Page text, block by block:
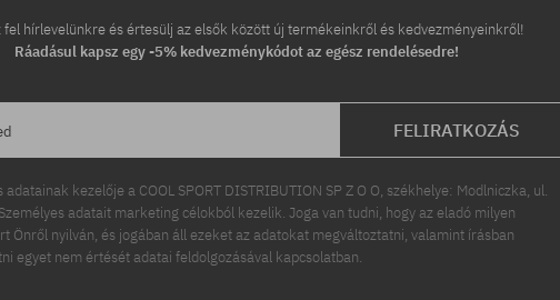
hírlevelünkre és értesülj az elsők között új termékeinkről és kedvezményeinkről!
Ráadásul kapsz egy -5% kedvezménykódot az egész rendelésedre!
FELIRATKOZÁS
adatainak kezelője a COOL SPORT DISTRIBUTION SP Z O O, székhelye: Modlniczka, ul.
adatait marketing célokból kezelik. Joga van tudni, hogy az eladó milyen
Önről nyilván, és jogában áll ezeket az adatokat megváltoztatni, valamint írásban
egyet nem értését adatai feldolgozásával kapcsolatban.